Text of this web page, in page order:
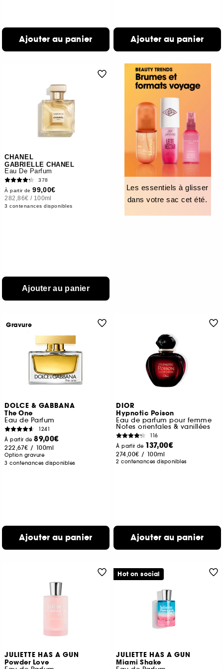
Ajouter au panier Ajouter au panier
CHANEL
GABRIELLE CHANEL
Eau De Parfum
378
À partir de99,00€
282,86€ / 100ml
3 contenances disponibles
Ajouter au panier
Les essentiels à glisser
dans votre sac cet été.
DOLCE & GABBANA
The One
Eau de Parfum
1241
À partir de89,00€
222,67€ / 100ml
Option gravure
3 contenances disponibles
Ajouter au panier
Gravure
DIOR
Hypnotic Poison
Eau de parfum pour femme
Notes orientales & vanillées
116
À partir de 137,00€
274,00€ / 100ml
2 contenances disponibles
Ajouter au panier
JULIETTE HAS A GUN
Powder Love
JULIETTE HAS A GUN
Miami Shake
Hot on social